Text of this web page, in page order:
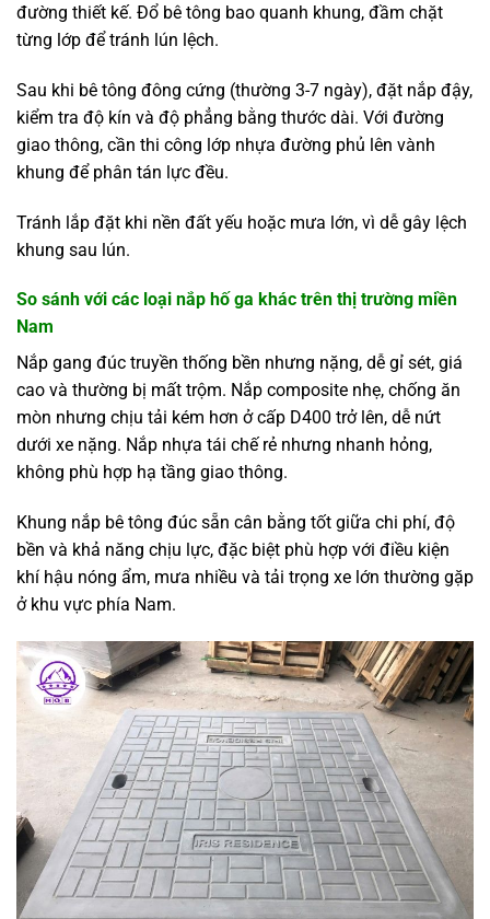
đường thiết kế. Đổ bê tông bao quanh khung, đầm chặt
từng lớp để tránh lún lệch.
Sau khi bê tông đông cứng (thường 3-7 ngày), đặt nắp đậy,
kiểm tra độ kín và độ phẳng bằng thước dài. Với đường
giao thông, cần thi công lớp nhựa đường phủ lên vành
khung để phân tán lực đều.
Tránh lắp đặt khi nền đất yếu hoặc mưa lớn, vì dễ gây lệch
khung sau lún.
So sánh với các loại nắp hố ga khác trên thị trường miền
Nam
Nắp gang đúc truyền thống bền nhưng nặng, dễ gỉ sét, giá
cao và thường bị mất trộm. Nắp composite nhẹ, chống ăn
mòn nhưng chịu tải kém hơn ở cấp D400 trở lên, dễ nứt
dưới xe nặng. Nắp nhựa tái chế rẻ nhưng nhanh hỏng,
không phù hợp hạ tầng giao thông.
Khung nắp bê tông đúc sẵn cân bằng tốt giữa chi phí, độ
bền và khả năng chịu lực, đặc biệt phù hợp với điều kiện
khí hậu nóng ẩm, mưa nhiều và tải trọng xe lớn thường gặp
ở khu vực phía Nam.